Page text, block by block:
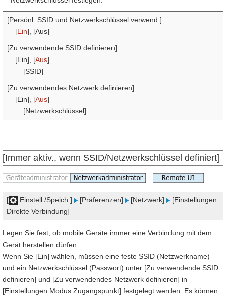
[Persönl. SSID und Netzwerkschlüssel verwend.]
[Ein], [Aus]
[Zu verwendende SSID definieren]
[Ein], [Aus]
[SSID]
[Zu verwendendes Netzwerk definieren]
[Ein], [Aus]
[Netzwerkschlüssel]
[Immer aktiv., wenn SSID/Netzwerkschlüssel definiert]
[ Einstell./Speich.] [Präferenzen] [Netzwerk]
[Einstellungen
Direkte Verbindung]
Legen Sie fest, ob mobile Geräte immer eine Verbindung mit dem
Gerät herstellen dürfen.
Wenn Sie [Ein] wählen, müssen eine feste SSID (Netzwerkname)
und ein Netzwerkschlüssel (Passwort) unter [Zu verwendende SSID
definieren] und [Zu verwendendes Netzwerk definieren] in
[Einstellungen Modus Zugangspunkt] festgelegt werden. Es können